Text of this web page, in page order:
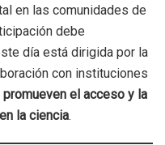
en las comunidades de
debe
día está dirigida por la
con instituciones
promueven el acceso y la
la ciencia.